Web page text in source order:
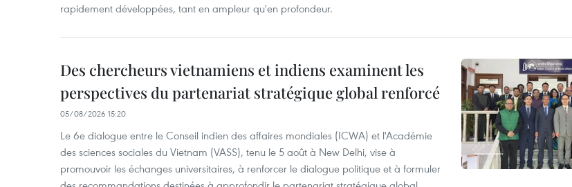
rapidement développées, tant en ampleur qu'en profondeur.
Des chercheurs vietnamiens et indiens examinent les
perspectives du partenariat stratégique global renforcé
05/08/2026 15:20
Le 6e dialogue entre le Conseil indien des affaires mondiales (ICWA) et l'Académie
des sciences sociales du Vietnam (VASS), tenu le 5 août à New Delhi, vise à
promouvoir les échanges universitaires, à renforcer le dialogue politique et à formuler